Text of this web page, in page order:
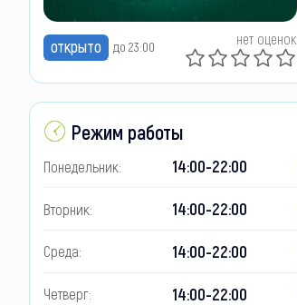
открыто до 23:00 нет оценок
Режим работы
Понедельник: 14:00-22:00
Вторник: 14:00-22:00
Среда: 14:00-22:00
Четверг: 14:00-22:00